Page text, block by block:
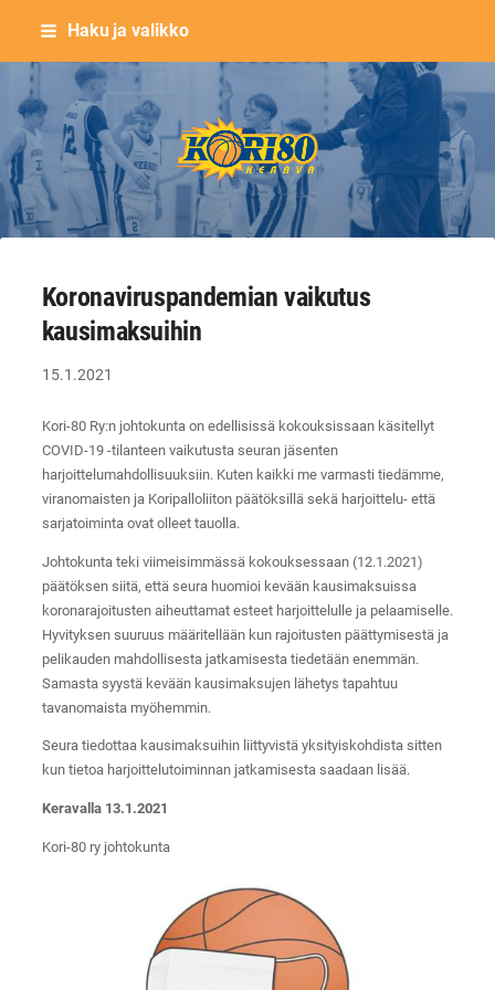
Siirry
sisältöön
Haku ja valikko
Keravan Kori-80 ry
Koronaviruspandemian vaikutus
kausimaksuihin
15.1.2021
Kori-80 Ry:n johtokunta on edellisissä kokouksissaan käsitellyt
COVID-19 -tilanteen vaikutusta seuran jäsenten
harjoittelumahdollisuuksiin. Kuten kaikki me varmasti tiedämme,
viranomaisten ja Koripalloliiton päätöksillä sekä harjoittelu- että
sarjatoiminta ovat olleet tauolla.
Johtokunta teki viimeisimmässä kokouksessaan (12.1.2021)
päätöksen siitä, että seura huomioi kevään kausimaksuissa
koronarajoitusten aiheuttamat esteet harjoittelulle ja pelaamiselle.
Hyvityksen suuruus määritellään kun rajoitusten päättymisestä ja
pelikauden mahdollisesta jatkamisesta tiedetään enemmän.
Samasta syystä kevään kausimaksujen lähetys tapahtuu
tavanomaista myöhemmin.
Seura tiedottaa kausimaksuihin liittyvistä yksityiskohdista sitten
kun tietoa harjoittelutoiminnan jatkamisesta saadaan lisää.
Keravalla 13.1.2021
Kori-80 ry johtokunta